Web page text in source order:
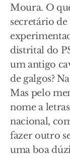
Moura. O
secretário
distrital do
um antigo
de galgos?
Mas pelo
nome a
nacional,
fazer outro
uma boa